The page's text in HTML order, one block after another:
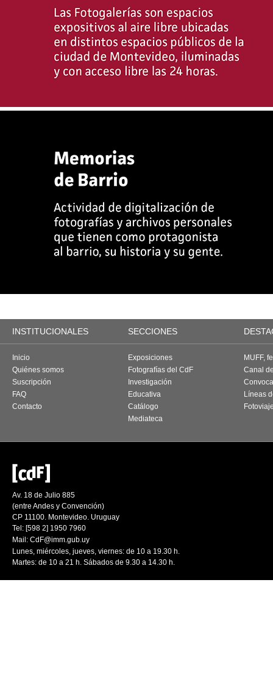
INSTITUCIONALES SECCIONES
Inicio
Quiénes somos
Suscripción
FAQ
Contacto
Exposiciones
Fotografías del CdF
Investigación
Educativa
Catálogo
Mediateca
MUFF,
Canal
Líneas
Av. 18 de Julio 885
(entre Andes y Convención)
CP 11100. Montevideo. Uruguay
Tel: [598 2] 1950 7960
Mail: CdF@imm.gub.uy
Lunes, miércoles, jueves, viernes: de 10 a 19.30 h.
Martes: de 10 a 21 h. Sábados de 9.30 a 14.30 h.